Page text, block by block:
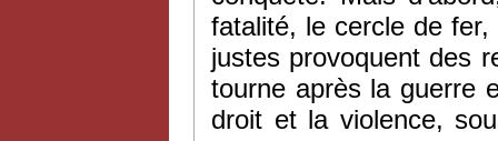
fatalité, le cercle de
justes provoquent des
tourne après la guerre
droit et la violence,